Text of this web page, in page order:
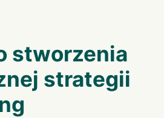
stworzenia
strategii